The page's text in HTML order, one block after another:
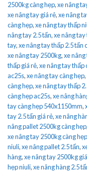
2500kg càng hẹp,xe nâng
xe nâng tay giá rẻ,xe nâng
càng hẹp,xe nâng tay thấp
nâng tay 2.5 tấn,xe nâng
tay,xe nâng tay thấp 2.5 tấn
xe nâng tay 2500kg,xe
thấp giá rẻ,xe nâng tay thấp
ac25s,xe nâng tay càng hẹp,
càng hẹp,xe nâng tay thấp
càng hẹp ac25s,xe nâng
tay càng hẹp 540x1150mm,
tay 2.5 tấn giá rẻ,xe nâng
nâng pallet 2500kg càng hẹp,
xe nâng tay 2500kg càng
niuli,xe nâng pallet 2.5 tấn,
hàng,xe nâng tay 2500kg
hẹp niuli,xe nâng hàng 2.5